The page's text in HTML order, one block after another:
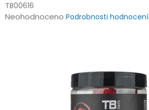
TB00616
Průměrné
Neohodnoceno Podrobnosti hodnocení